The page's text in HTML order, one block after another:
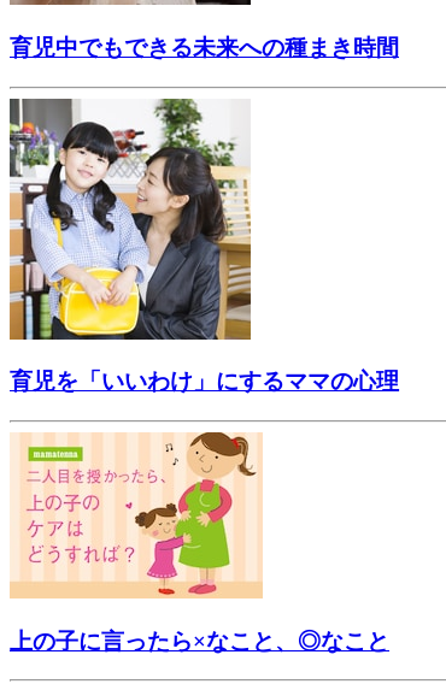
育児中でもできる未来への種まき時間
育児を「いいわけ」にするママの心理
上の子に言ったら×なこと、◎なこと